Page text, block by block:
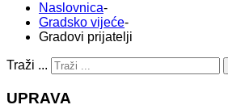
Naslovnica-
Gradsko vijeće-
Gradovi prijatelji
Traži ...
UPRAVA